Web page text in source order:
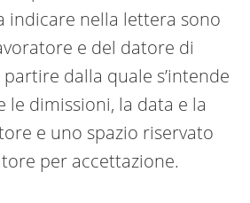
indicare nella lettera sono
e del datore di
dalla quale s’intende
le dimissioni, la data e la
e uno spazio riservato
per accettazione.